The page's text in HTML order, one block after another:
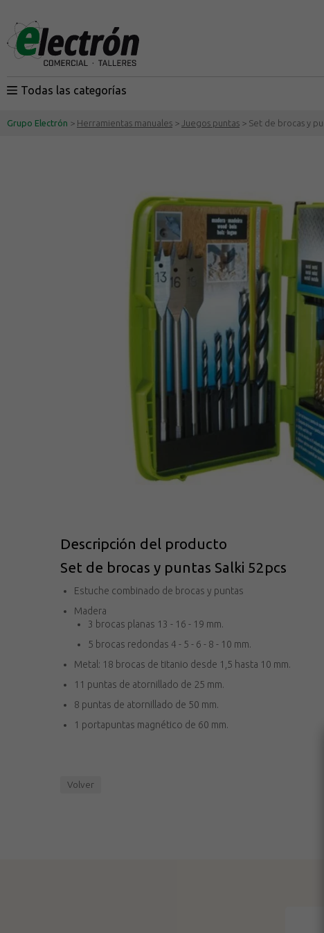
Todas las categorías
Grupo Electrón > Herramientas manuales > Juegos puntas > Set de brocas y
Descripción del producto
Set de brocas y puntas Salki 52pcs
Estuche combinado de brocas y puntas
Madera
3 brocas planas 13 - 16 - 19 mm.
5 brocas redondas 4 - 5 - 6 - 8 - 10 mm.
Metal: 18 brocas de titanio desde 1,5 hasta 10 mm.
11 puntas de atornillado de 25 mm.
8 puntas de atornillado de 50 mm.
1 portapuntas magnético de 60 mm.
Volver